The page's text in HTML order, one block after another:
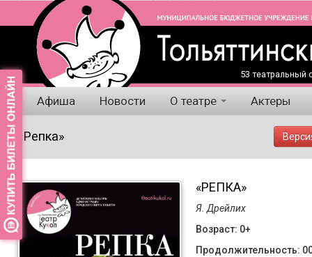
53 театральный
Афиша Новости О театре Актеры
«Репка»
«РЕПКА»
Я. Дрейлих
Возраст: 0+
Продолжительность: